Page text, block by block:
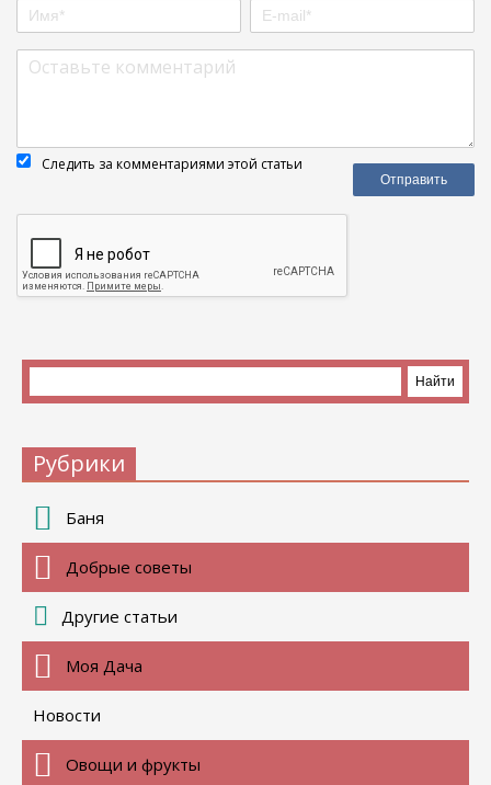
Следить за комментариями этой статьи
Рубрики
Баня
Добрые советы
Другие статьи
Моя Дача
Новости
Овощи и фрукты